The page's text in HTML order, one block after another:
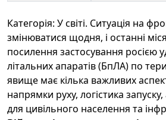
Категорія: У світі. Ситуація на
змінюватися щодня, і останні
посилення застосування росією
літальних апаратів (БпЛА) по
явище має кілька важливих
напрямки руху, логістика
для цивільного населення та